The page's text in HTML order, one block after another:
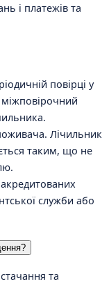
і платежів та
повірці у
міжповірочний
Лічильник
таким, що не
служби або
та